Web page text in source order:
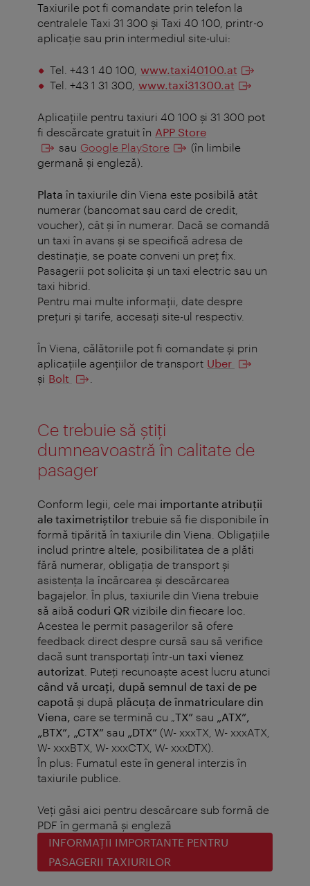
Taxiurile pot fi comandate prin telefon la
centralele Taxi 31 300 și Taxi 40 100, printr-o
aplicație sau prin intermediul site-ului:
Tel. +43 1 40 100, www.taxi40100.at
Tel. +43 1 31 300, www.taxi31300.at
Aplicaţiile pentru taxiuri 40 100 şi 31 300 pot
fi descărcate gratuit în APP Store
sau Google PlayStore
(în limbile
germană şi engleză).
Plata în taxiurile din Viena este posibilă atât
numerar (bancomat sau card de credit,
voucher), cât și în numerar. Dacă se comandă
un taxi în avans și se specifică adresa de
destinație, se poate conveni un preț fix.
Pasagerii pot solicita și un taxi electric sau un
taxi hibrid.
Pentru mai multe informaţii, date despre
preţuri şi tarife, accesaţi site-ul respectiv.
În Viena, călătoriile pot fi comandate şi prin
aplicaţiile agenţiilor de transport Uber
şi Bolt
Ce trebuie să ştiţi
dumneavoastră în calitate de
pasager
Conform legii, cele mai importante atribuții
ale taximetriștilor trebuie să fie disponibile în
formă tipărită în taxiurile din Viena. Obligațiile
includ printre altele, posibilitatea de a plăti
fără numerar, obligația de transport și
asistența la încărcarea și descărcarea
bagajelor. În plus, taxiurile din Viena trebuie
să aibă coduri QR vizibile din fiecare loc.
Acestea le permit pasagerilor să ofere
feedback direct despre cursă sau să verifice
dacă sunt transportați într-un taxi vienez
autorizat . Puteți recunoaște acest lucru atunci
când vă urcați, după semnul de taxi de pe
capotă și după plăcuța de înmatriculare din
Viena, care se termină cu „TX” sau „ATX”,
„BTX”, „CTX” sau „DTX” (W- xxxTX, W- xxxATX,
W- xxxBTX, W- xxxCTX, W- xxxDTX).
În plus: Fumatul este în general interzis în
taxiurile publice.
Veţi găsi aici pentru descărcare sub formă de
PDF în germană şi engleză
INFORMAŢII IMPORTANTE PENTRU
PASAGERII TAXIURILOR